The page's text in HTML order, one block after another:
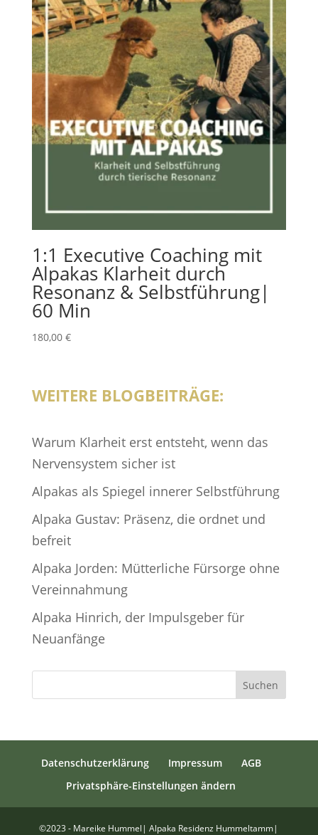
1:1 Executive Coaching mit
Alpakas Klarheit durch
Resonanz & Selbstführung|
60 Min
180,00 €
WEITERE BLOGBEITRÄGE:
Warum Klarheit erst entsteht, wenn das
Nervensystem sicher ist
Alpakas als Spiegel innerer Selbstführung
Alpaka Gustav: Präsenz, die ordnet und
befreit
Alpaka Jorden: Mütterliche Fürsorge ohne
Vereinnahmung
Alpaka Hinrich, der Impulsgeber für
Neuanfänge
Suchen
Datenschutzerklärung Impressum
AGB
Privatsphäre-Einstellungen ändern
©2023 - Mareike Hummel| Alpaka Residenz Hummeltamm|